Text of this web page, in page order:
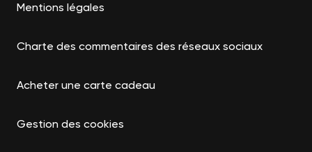
Mentions légales
Charte des commentaires des réseaux sociaux
Acheter une carte cadeau
Gestion des cookies